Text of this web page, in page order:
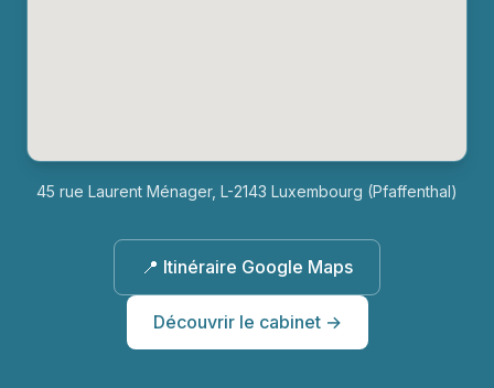
45 rue Laurent Ménager, L-2143 Luxembourg (Pfaffenthal)
📍 Itinéraire Google Maps
Découvrir le cabinet →